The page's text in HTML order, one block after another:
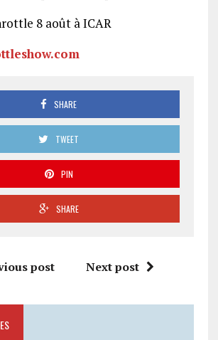
8 août à ICAR
SHARE
TWEET
PIN
SHARE
post Next post